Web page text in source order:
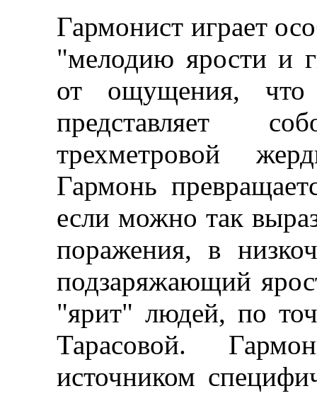
Гармонист играет
"мелодию ярости и
от ощущения,
представляет
трехметровой
Гармонь
если можно так
поражения, в
подзаряжающий
"ярит" людей, по
Тарасовой.
источником